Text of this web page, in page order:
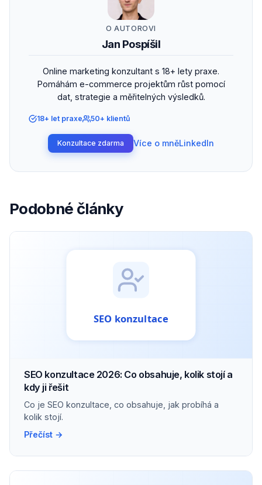
O AUTOROVI
Jan Pospíšil
Online marketing konzultant s 18+ lety praxe.
Pomáhám e-commerce projektům růst pomocí
dat, strategie a měřitelných výsledků.
18+ let praxe 50+ klientů
Konzultace zdarma Více o mněLinkedIn
Podobné články
SEO konzultace 2026: Co obsahuje, kolik stojí a
kdy ji řešit
Co je SEO konzultace, co obsahuje, jak probíhá a
kolik stojí.
Přečíst →